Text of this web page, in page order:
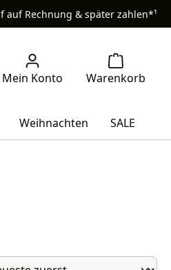
auf Rechnung & später zahlen*¹
Weihnachten SALE